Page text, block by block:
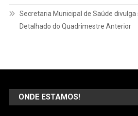
Secretaria Municipal de Saúde divulga
Detalhado do Quadrimestre Anterior
ONDE ESTAMOS!